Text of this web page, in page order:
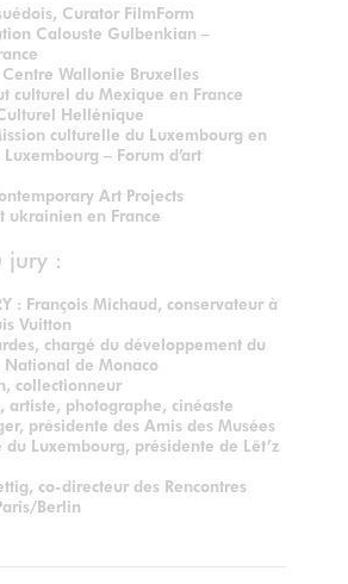
suédois, Curator FilmForm
Calouste Gulbenkian –
Wallonie Bruxelles
culturel du Mexique en France
Hellénique
culturelle du Luxembourg en
– Forum d’art
Art Projects
ukrainien en France
jury :
: François Michaud, conservateur à
Vuitton
chargé du développement du
National de Monaco
collectionneur
artiste, photographe, cinéaste
présidente des Amis des Musées
du Luxembourg, présidente de Lët’z
co-directeur des Rencontres
Berlin